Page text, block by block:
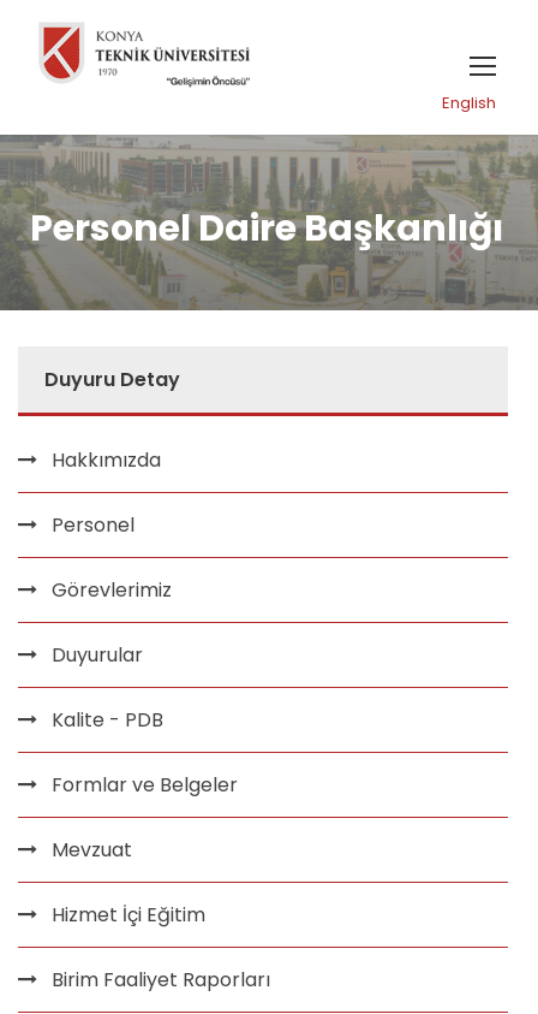
English
Personel Daire Başkanlığı
Duyuru Detay
Hakkımızda
Personel
Görevlerimiz
Duyurular
Kalite - PDB
Formlar ve Belgeler
Mevzuat
Hizmet İçi Eğitim
Birim Faaliyet Raporları